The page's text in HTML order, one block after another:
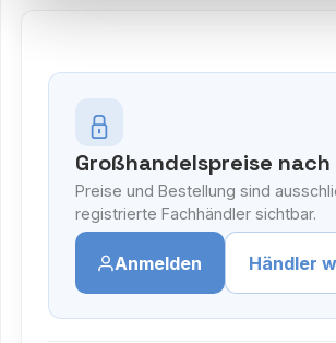
Großhandelspreise nach
Preise und Bestellung sind
registrierte Fachhändler sichtbar.
Anmelden Händler